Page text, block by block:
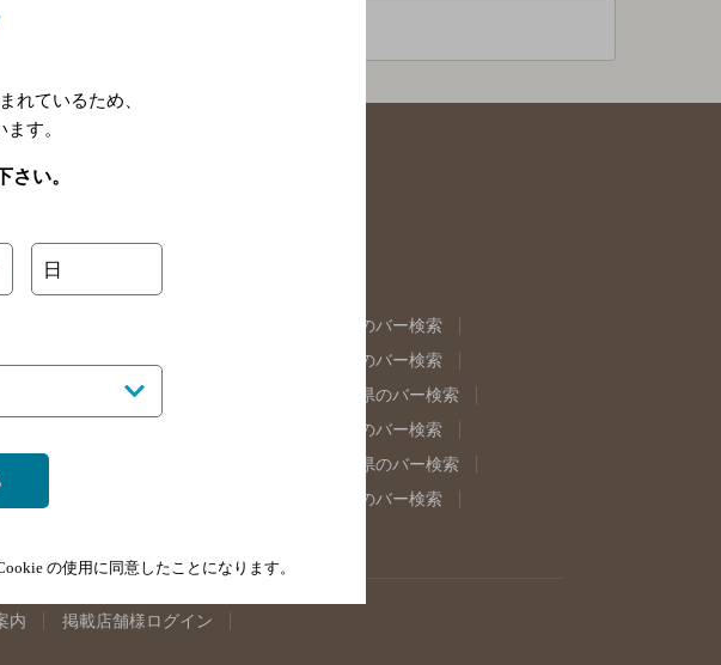
福島県のバー検索
東京都のバー検索
岐阜県のバー検索
奈良県のバー検索
口県のバー検索
島根県のバー検索
佐賀県のバー検索
内 掲載店舗様ログイン
れているため、
す。
さい。
日
の使用に同意したことになります。